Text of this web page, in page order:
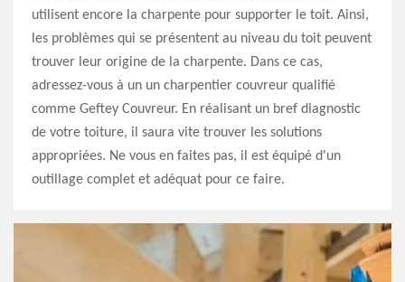
utilisent encore la charpente pour supporter le toit. Ainsi,
les problèmes qui se présentent au niveau du toit peuvent
trouver leur origine de la charpente. Dans ce cas,
adressez-vous à un un charpentier couvreur qualifié
comme Geftey Couvreur. En réalisant un bref diagnostic
de votre toiture, il saura vite trouver les solutions
appropriées. Ne vous en faites pas, il est équipé d'un
outillage complet et adéquat pour ce faire.